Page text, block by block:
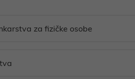
za fizičke osobe